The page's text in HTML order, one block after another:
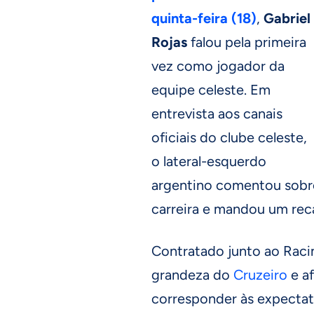
quinta-feira (18), Gabriel
Rojas falou pela primeira
vez como jogador da
equipe celeste. Em
entrevista aos canais
oficiais do clube celeste,
o lateral-esquerdo
argentino comentou
carreira e mandou um
Contratado junto ao
grandeza do Cruzeiro e
corresponder às